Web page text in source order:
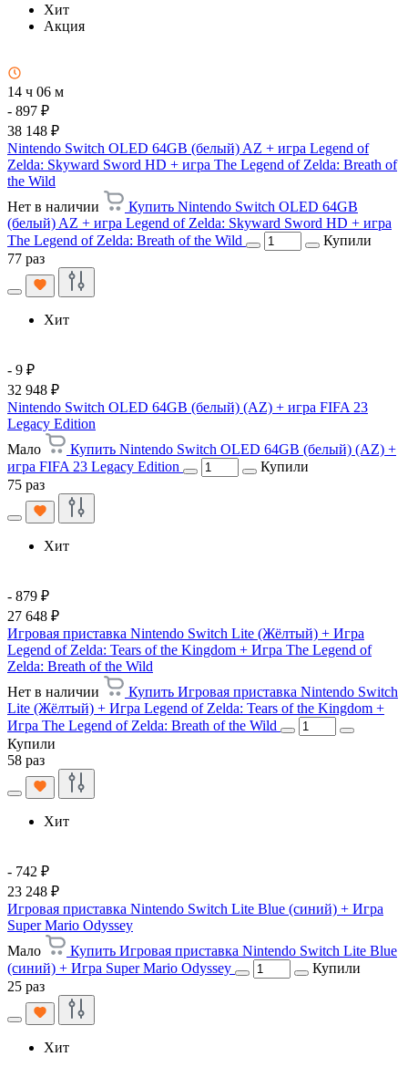
Хит
Акция
14 ч 06 м
- 897 ₽
38 148 ₽
Nintendo Switch OLED 64GB (белый) AZ + игра Legend of
Zelda: Skyward Sword HD + игра The Legend of Zelda: Breath of
the Wild
Нет в наличии
Купить Nintendo Switch OLED 64GB
(белый) AZ + игра Legend of Zelda: Skyward Sword HD + игра
The Legend of Zelda: Breath of the Wild
Купили
77 раз
Хит
- 9 ₽
32 948 ₽
Nintendo Switch OLED 64GB (белый) (AZ) + игра FIFA 23
Legacy Edition
Мало
Купить Nintendo Switch OLED 64GB (белый) (AZ) +
игра FIFA 23 Legacy Edition
Купили
75 раз
Хит
- 879 ₽
27 648 ₽
Игровая приставка Nintendo Switch Lite (Жёлтый) + Игра
Legend of Zelda: Tears of the Kingdom + Игра The Legend of
Zelda: Breath of the Wild
Нет в наличии
Купить Игровая приставка Nintendo Switch
Lite (Жёлтый) + Игра Legend of Zelda: Tears of the Kingdom +
Игра The Legend of Zelda: Breath of the Wild
Купили
58 раз
Хит
- 742 ₽
23 248 ₽
Игровая приставка Nintendo Switch Lite Blue (синий) + Игра
Super Mario Odyssey
Мало
Купить Игровая приставка Nintendo Switch Lite Blue
(синий) + Игра Super Mario Odyssey
Купили
25 раз
Хит